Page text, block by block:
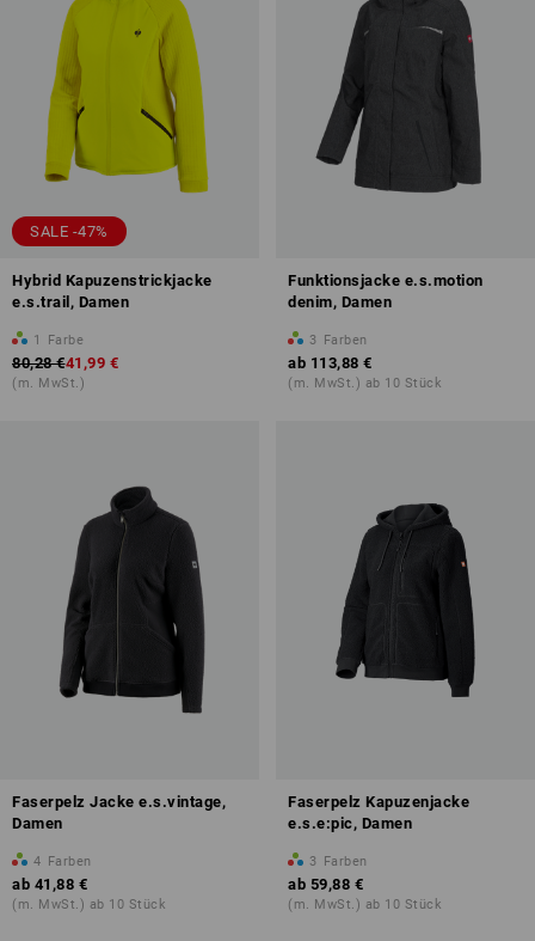
SALE -47%
Hybrid Kapuzenstrickjacke
e.s.trail, Damen
1 Farbe
80,28 €41,99 €
(m. MwSt.)
Funktionsjacke e.s.motion
denim, Damen
3 Farben
ab 113,88 €
(m. MwSt.) ab 10 Stück
Faserpelz Jacke e.s.vintage,
Damen
4 Farben
ab 41,88 €
(m. MwSt.) ab 10 Stück
Faserpelz Kapuzenjacke
e.s.e:pic, Damen
3 Farben
ab 59,88 €
(m. MwSt.) ab 10 Stück